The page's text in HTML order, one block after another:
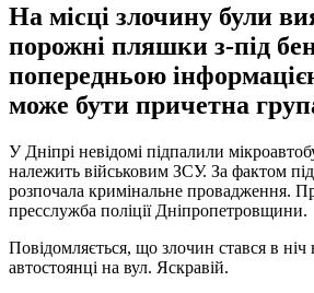
На місці злочину були
порожні пляшки з-під
попередньою
може бути причетна
У Дніпрі невідомі підпалили
належить військовим ЗСУ. За фактом
розпочала кримінальне провадження.
пресслужба поліції Дніпропетровщини.
Повідомляється, що злочин стався в ніч
автостоянці на вул. Яскравій.